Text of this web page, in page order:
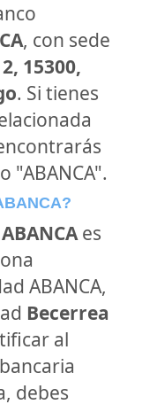
, con sede
15300,
. Si tienes
"ABANCA".
ABANCAes
ABANCA,
Becerrea
al
debes